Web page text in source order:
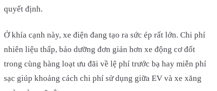
quyết định.
Ở khía cạnh này, xe điện đang tạo ra sức ép rất lớn. Chi phí
nhiên liệu thấp, bảo dưỡng đơn giản hơn xe động cơ đốt
trong cùng hàng loạt ưu đãi về lệ phí trước bạ hay miễn phí
sạc giúp khoảng cách chi phí sử dụng giữa EV và xe xăng